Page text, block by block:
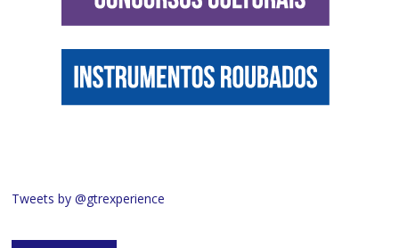
Tweets by @gtrexperience